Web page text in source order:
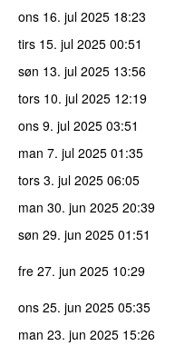
ons 16. jul 2025 18:23
tirs 15. jul 2025 00:51
søn 13. jul 2025 13:56
tors 10. jul 2025 12:19
ons 9. jul 2025 03:51
man 7. jul 2025 01:35
tors 3. jul 2025 06:05
man 30. jun 2025 20:39
søn 29. jun 2025 01:51
fre 27. jun 2025 10:29
ons 25. jun 2025 05:35
man 23. jun 2025 15:26